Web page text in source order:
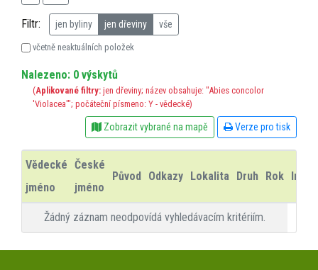
Filtr: jen byliny jen dřeviny vše
včetně neaktuálních položek
Nalezeno: 0 výskytů
(Aplikované filtry: jen dřeviny; název obsahuje: "Abies concolor
'Violacea'"; počáteční písmeno: Y - vědecké)
Zobrazit vybrané na mapě Verze pro tisk
Vědecké
jméno
České
jméno
Původ Odkazy Lokalita Druh Rok Info
Žádný záznam neodpovídá vyhledávacím kritériím.